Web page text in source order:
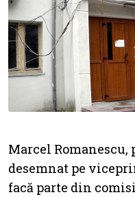
Marcel
desemnat pe
facă parte din